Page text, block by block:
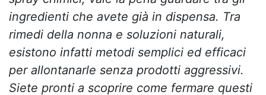
ingredienti che avete già in dispensa. Tra
rimedi della nonna e soluzioni naturali,
esistono infatti metodi semplici ed efficaci
per allontanarle senza prodotti aggressivi.
Siete pronti a scoprire come fermare questi